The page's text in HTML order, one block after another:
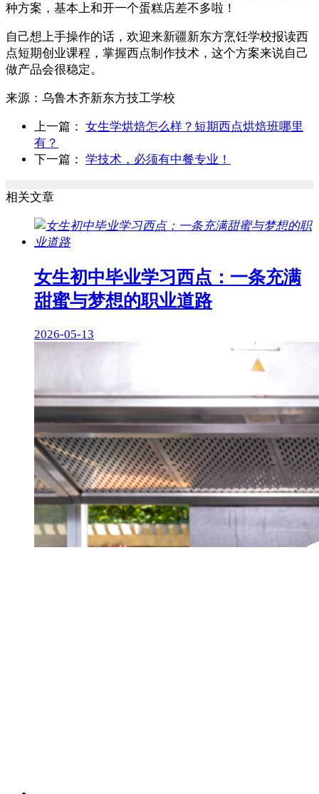
种方案，基本上和开一个蛋糕店差不多啦！
自己想上手操作的话，欢迎来新疆新东方烹饪学校报读西
点短期创业课程，掌握西点制作技术，这个方案来说自己
做产品会很稳定。
来源： 乌鲁木齐新东方技工学校
上一篇： 女生学烘焙怎么样？短期西点烘焙班哪里
有？
下一篇： 学技术，必须有中餐专业！
相关文章
女生初中毕业学习西点：一条充满
甜蜜与梦想的职业道路
2026-05-13